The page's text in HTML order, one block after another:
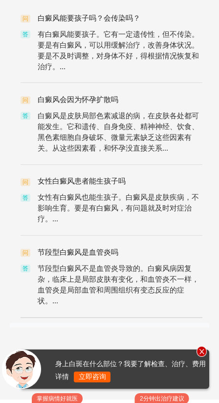
问 白癜风能要孩子吗？会传染吗？
答
有白癜风能要孩子。它有一定遗传性，但不传染。
要是有白癜风，可以用缓解治疗，改善身体状况。
要是不及时调整，对身体不好，得根据情况恢复和
治疗。...
问 白癜风会因为怀孕扩散吗
答
白癜风是皮肤局部色素减退的病，在皮肤各处都可
能发生。它和遗传、自身免疫、精神神经、饮食、
黑色素细胞自身破坏、微量元素缺乏这些因素有
关。从这些因素看，和怀孕没直接关系...
问 女性白癜风患者能生孩子吗
答
女性有白癜风也能生孩子。白癜风是皮肤疾病，不
影响生育。要是有白癜风，有问题就及时对症治
疗。...
问 节段型白癜风是血管炎吗
答
节段型白癜风不是血管炎导致的。白癜风病因复
杂，临床上是局部皮肤有变化，和血管炎不一样，
血管炎是局部血管和周围组织有变态反应的症
状。...
掌握病情好就医 2分钟出治疗建议
身上白斑在什么部位？我要了解检查、治疗、费用
详情
立即咨询